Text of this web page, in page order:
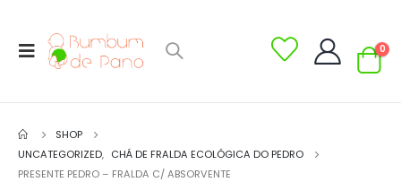
0
SHOP
UNCATEGORIZED, CHÁ DE FRALDA ECOLÓGICA DO PEDRO
PRESENTE PEDRO – FRALDA C/ ABSORVENTE